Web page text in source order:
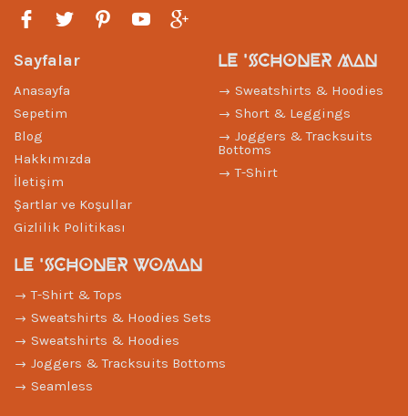
Sayfalar
Anasayfa
Sepetim
Blog
Hakkımızda
İletişim
Şartlar ve Koşullar
Gizlilik Politikası
LE 'SCHONER MAN
Sweatshirts & Hoodies
Short & Leggings
Joggers & Tracksuits
Bottoms
T-Shirt
LE 'SCHONER WOMAN
T-Shirt & Tops
Sweatshirts & Hoodies Sets
Sweatshirts & Hoodies
Joggers & Tracksuits Bottoms
Seamless